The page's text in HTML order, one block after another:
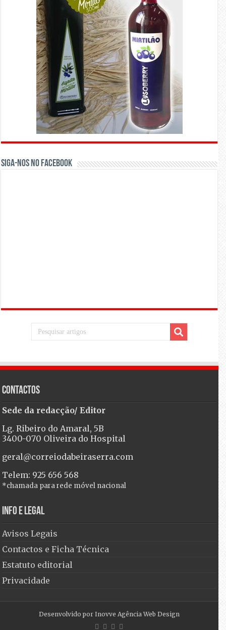
Siga-nos no Facebook
Contactos
Sede da redacção/ Editor
Lg. Ribeiro do Amaral, 5B
3400-070 Oliveira do Hospital
geral@correiodabeiraserra.com
Telem: 925 656 568
*chamada para rede móvel nacional
Info e Legal
Avisos Legais
Contactos e Ficha Técnica
Estatuto editorial
Privacidade
Desenvolvido por Inovve Agência Web Design